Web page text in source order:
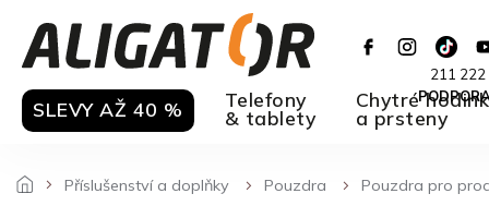
obsah
211 222
SLEVY AŽ 40 % Telefony
& tablety
Chytré
a prsteny
Příslušenství a doplňky Pouzdra Pouzdra pro